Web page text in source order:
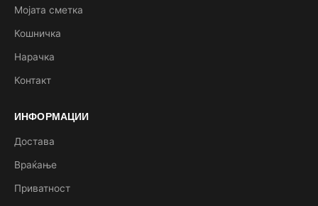
Мојата сметка
Кошничка
Нарачка
Контакт
ИНФОРМАЦИИ
Достава
Враќање
Приватност